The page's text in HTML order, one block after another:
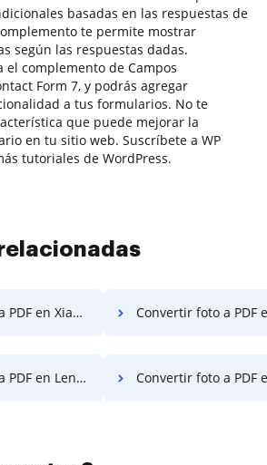
basadas en las respuestas de
te permite mostrar
según las respuestas dadas.
complemento de Campos
Form 7, y podrás agregar
a tus formularios. No te
que puede mejorar la
en tu sitio web. Suscríbete a WP
tutoriales de WordPress.
en Xiaomi Convertir foto a PDF
en Lenovo Convertir foto a PDF en